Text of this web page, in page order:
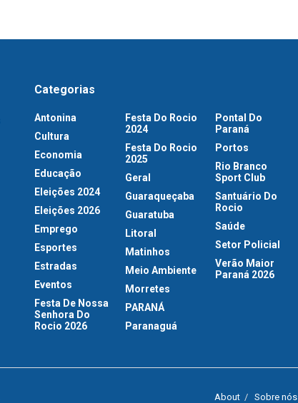
Categorias
Antonina
Cultura
Economia
Educação
Eleições 2024
Eleições 2026
Emprego
Esportes
Estradas
Eventos
Festa De Nossa
Senhora Do
Rocio 2026
Festa Do Rocio
2024
Festa Do Rocio
2025
Geral
Guaraqueçaba
Guaratuba
Litoral
Matinhos
Meio Ambiente
Morretes
PARANÁ
Paranaguá
Pontal Do
Paraná
Portos
Rio Branco
Sport Club
Santuário Do
Rocio
Saúde
Setor Policial
Verão Maior
Paraná 2026
About Sobre nós